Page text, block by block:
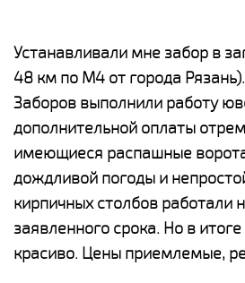
Устанавливали мне забор в
48 км по М4 от города
Заборов выполнили работу
дополнительной оплаты
имеющиеся распашные
дождливой погоды и
кирпичных столбов работали
заявленного срока. Но в
красиво. Цены приемлемые,